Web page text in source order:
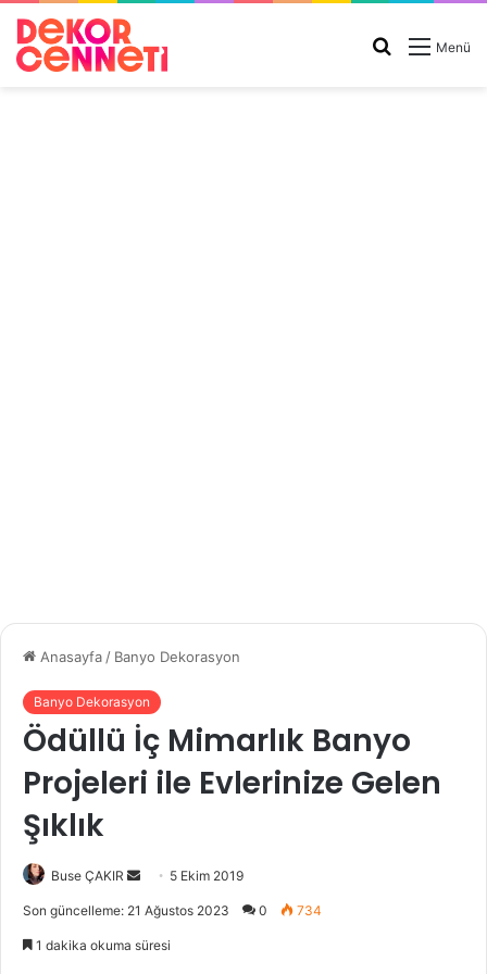
Menü
Arama
Anasayfa / Banyo Dekorasyon
Banyo Dekorasyon
Ödüllü İç Mimarlık Banyo
Projeleri ile Evlerinize Gelen
Şıklık
Buse ÇAKIR
e
5 Ekim 2019
Son güncelleme: 21 Ağustos 2023 0 734
1 dakika okuma süresi